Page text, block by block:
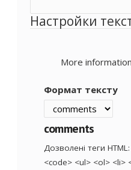
Настройки
More
Формат тексту
comments
Дозволені теги
<code> <ul> <ol> <li>